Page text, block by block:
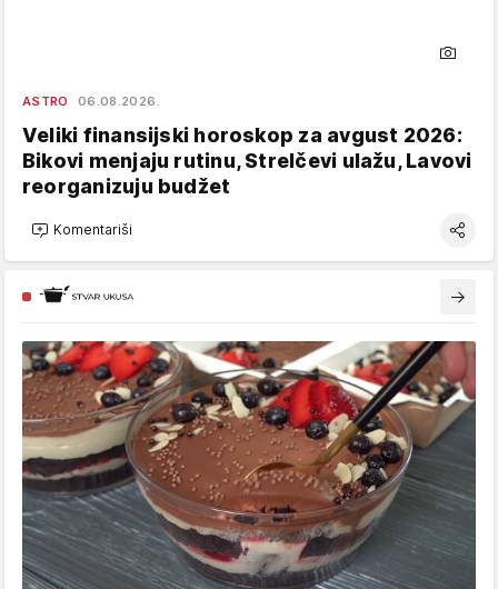
ASTRO 06.08.2026.
Veliki finansijski horoskop za avgust 2026:
Bikovi menjaju rutinu, Strelčevi ulažu, Lavovi
reorganizuju budžet
Komentariši